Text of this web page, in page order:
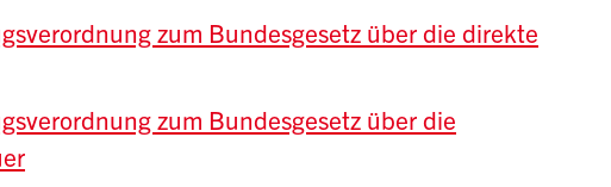
zum Bundesgesetz über die direkte
zum Bundesgesetz über die